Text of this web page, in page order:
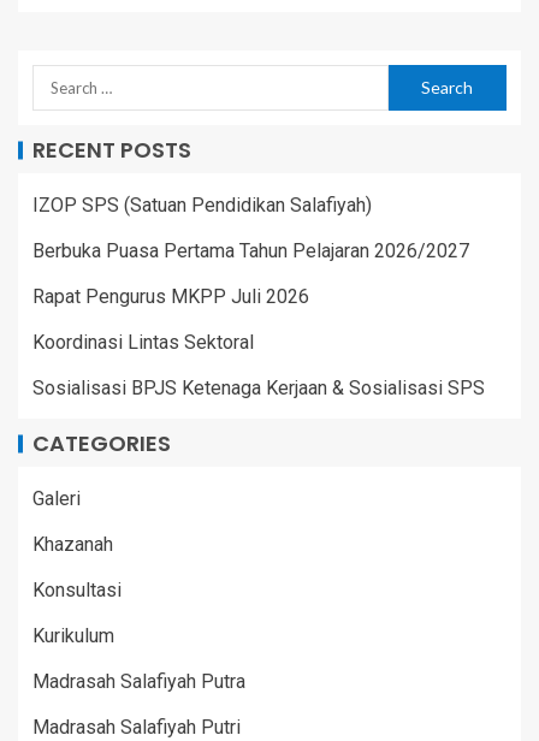
RECENT POSTS
IZOP SPS (Satuan Pendidikan Salafiyah)
Berbuka Puasa Pertama Tahun Pelajaran 2026/2027
Rapat Pengurus MKPP Juli 2026
Koordinasi Lintas Sektoral
Sosialisasi BPJS Ketenaga Kerjaan & Sosialisasi SPS
CATEGORIES
Galeri
Khazanah
Konsultasi
Kurikulum
Madrasah Salafiyah Putra
Madrasah Salafiyah Putri